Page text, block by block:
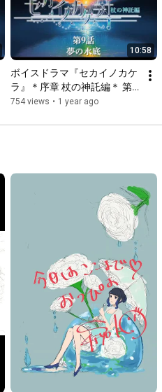
10:58
ボイスドラマ『セカイノカケ
ラ』＊序章 杖の神託編＊ 第9
話「夢の水底」
754 views • 1 year ago